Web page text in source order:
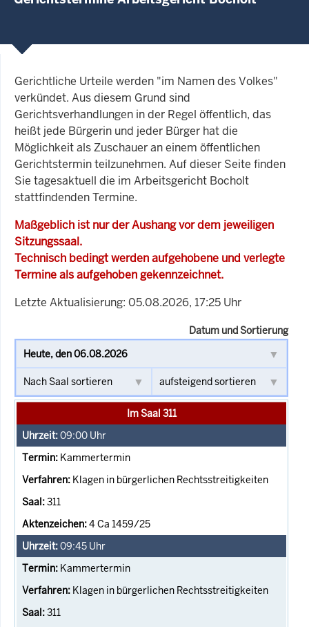
Gerichtliche Urteile werden "im Namen des Volkes"
verkündet. Aus diesem Grund sind
Gerichtsverhandlungen in der Regel öffentlich, das
heißt jede Bürgerin und jeder Bürger hat die
Möglichkeit als Zuschauer an einem öffentlichen
Gerichtstermin teilzunehmen. Auf dieser Seite finden
Sie tagesaktuell die im Arbeitsgericht Bocholt
stattfindenden Termine.
Maßgeblich ist nur der Aushang vor dem jeweiligen
Sitzungssaal.
Technisch bedingt werden aufgehobene und verlegte
Termine als aufgehoben gekennzeichnet.
Letzte Aktualisierung: 05.08.2026, 17:25 Uhr
Datum und Sortierung
Im Saal 311
09:00 Uhr
Kammertermin
Klagen in bürgerlichen Rechtsstreitigkeiten
311
4 Ca 1459/25
09:45 Uhr
Kammertermin
Klagen in bürgerlichen Rechtsstreitigkeiten
311